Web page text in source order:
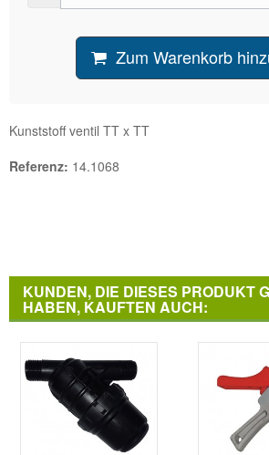
Zum Warenkorb
Kunststoff ventil TT x TT
Referenz: 14.1068
KUNDEN, DIE DIESES PRODUKT
HABEN, KAUFTEN AUCH: